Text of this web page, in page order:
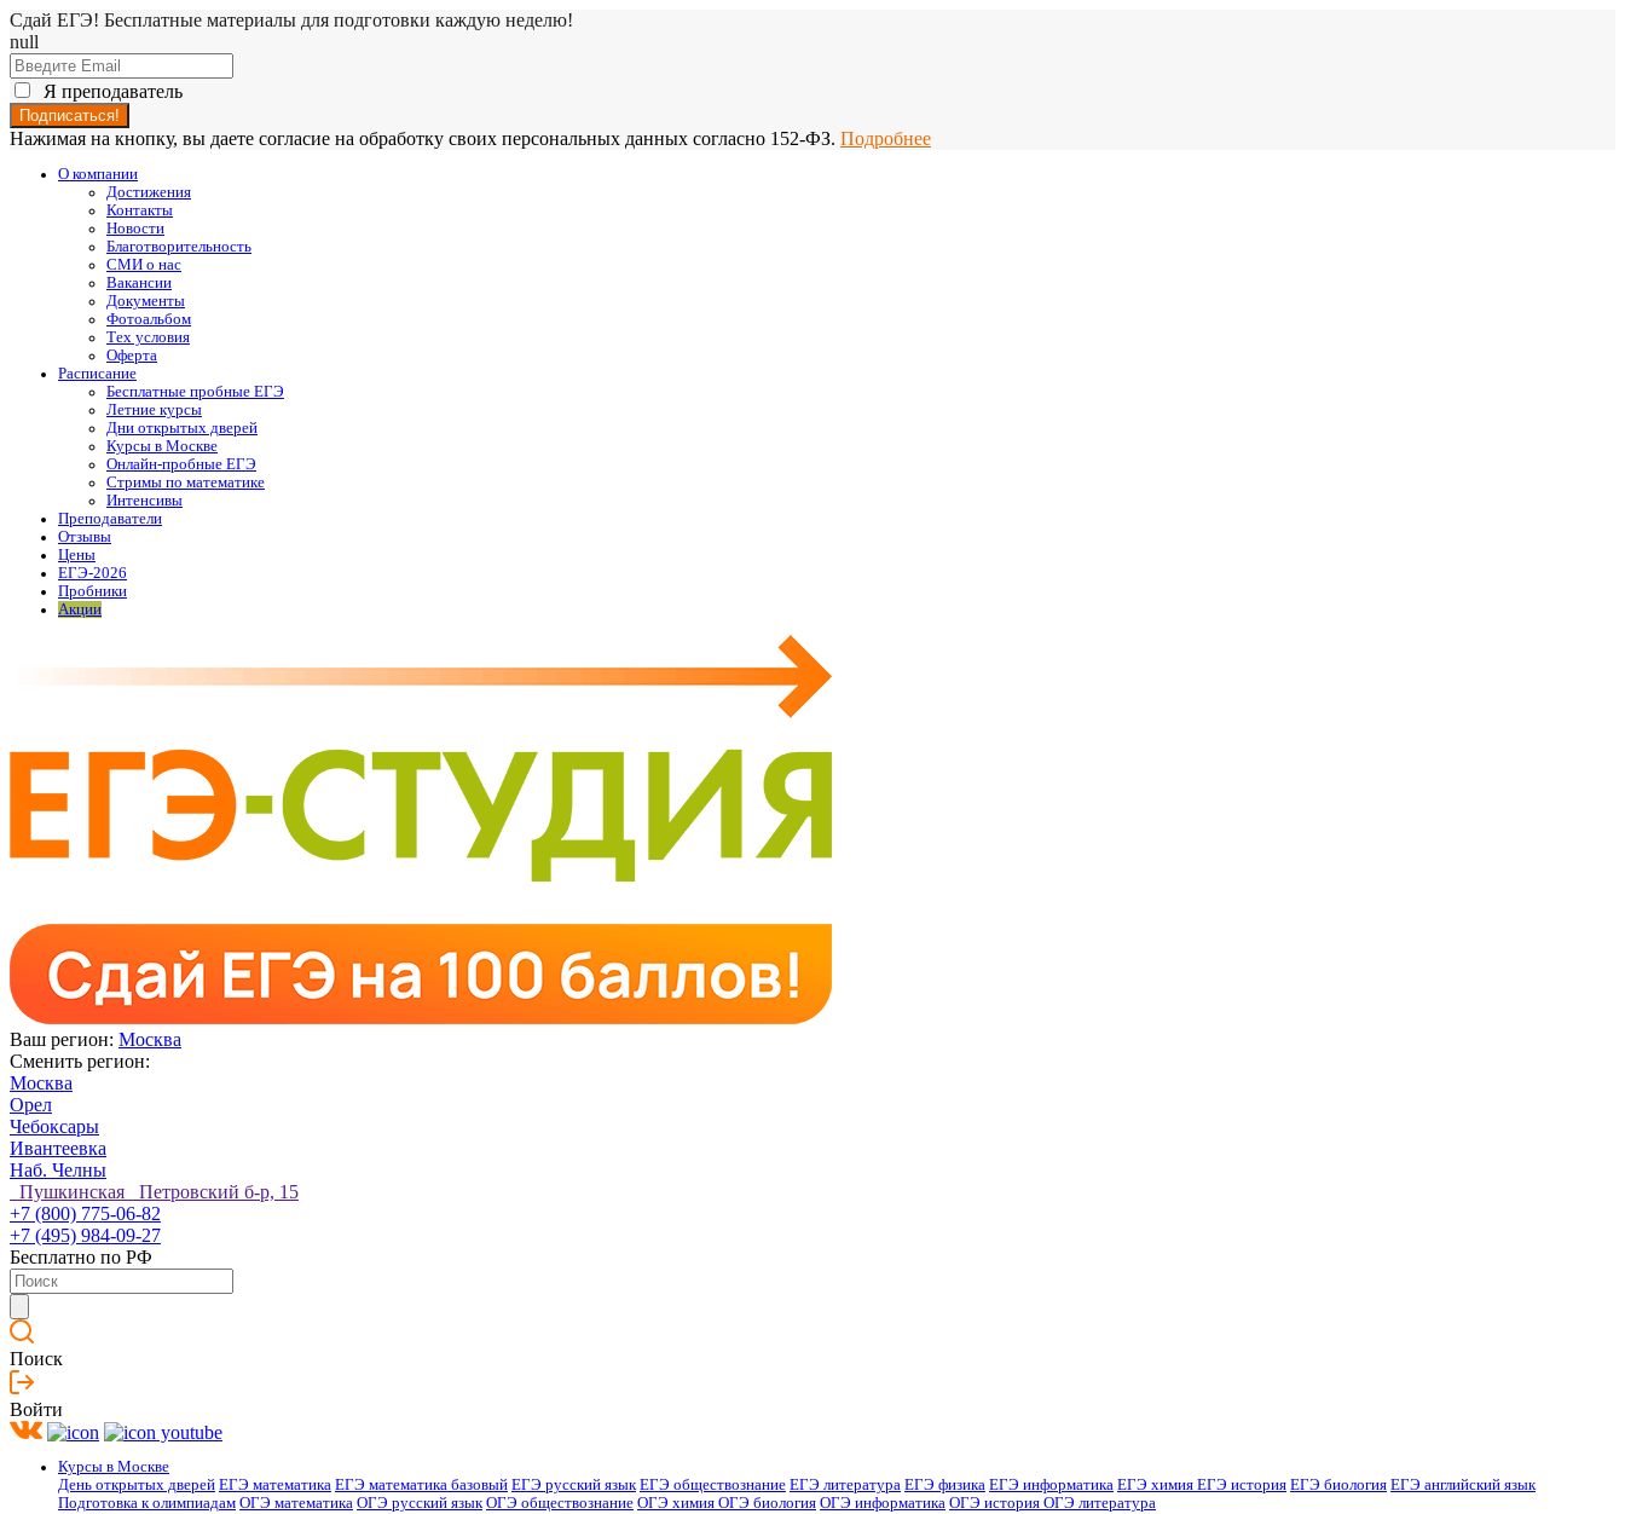
Сдай ЕГЭ! Бесплатные материалы для подготовки каждую неделю!
null
Я преподаватель
Нажимая на кнопку, вы даете согласие на обработку своих персональных данных согласно 152-ФЗ. Подробнее
О компании
Достижения
Контакты
Новости
Благотворительность
СМИ о нас
Вакансии
Документы
Фотоальбом
Тех условия
Оферта
Расписание
Бесплатные пробные ЕГЭ
Летние курсы
Дни открытых дверей
Курсы в Москве
Онлайн-пробные ЕГЭ
Стримы по математике
Интенсивы
Преподаватели
Отзывы
Цены
ЕГЭ-2026
Пробники
Акции
Ваш регион: Москва
Сменить регион:
Москва
Орел
Чебоксары
Ивантеевка
Наб. Челны
Пушкинская Петровский б-р, 15
+7 (800) 775-06-82
+7 (495) 984-09-27
Бесплатно по РФ
Поиск
Войти
Курсы в Москве
День открытых дверей ЕГЭ математика ЕГЭ математика базовый ЕГЭ русский язык ЕГЭ обществознание ЕГЭ литература ЕГЭ физика ЕГЭ информатика ЕГЭ химия ЕГЭ история ЕГЭ биология ЕГЭ английский язык
Подготовка к олимпиадам ОГЭ математика ОГЭ русский язык ОГЭ обществознание ОГЭ химия ОГЭ биология ОГЭ информатика ОГЭ история ОГЭ литература